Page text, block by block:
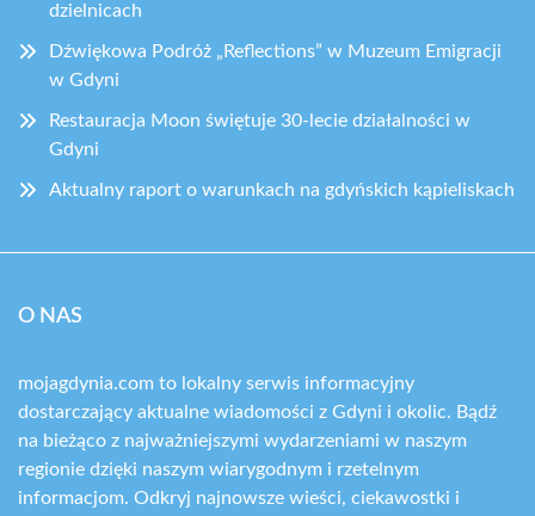
dzielnicach
Dźwiękowa Podróż „Reflections” w Muzeum Emigracji
w Gdyni
Restauracja Moon świętuje 30-lecie działalności w
Gdyni
Aktualny raport o warunkach na gdyńskich kąpieliskach
O NAS
mojagdynia.com to lokalny serwis informacyjny
dostarczający aktualne wiadomości z Gdyni i okolic. Bądź
na bieżąco z najważniejszymi wydarzeniami w naszym
regionie dzięki naszym wiarygodnym i rzetelnym
informacjom. Odkryj najnowsze wieści, ciekawostki i